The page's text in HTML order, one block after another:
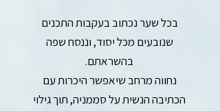
בכל שער נכתוב בעקבות התכנים
שנובעים מכל יסוד, וננסח שפה
בהשראתם.
נחווה מרחב שיאפשר היכרות עם
הכתיבה הנשית על סממניה, תוך גילוי